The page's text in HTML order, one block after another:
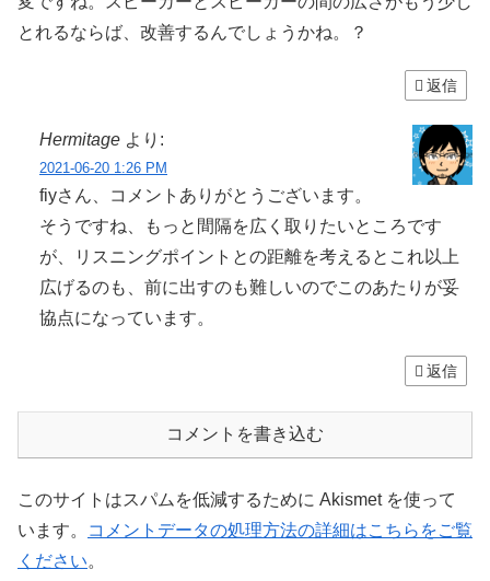
とれるならば、改善するんでしょうかね。？
返信
Hermitage より:
2021-06-20 1:26 PM
fiyさん、コメントありがとうございます。
そうですね、もっと間隔を広く取りたいところです
が、リスニングポイントとの距離を考えるとこれ以上
広げるのも、前に出すのも難しいのでこのあたりが妥
協点になっています。
返信
コメントを書き込む
このサイトはスパムを低減するために Akismet を使って
います。
コメントデータの処理方法の詳細はこちらをご覧
ください。